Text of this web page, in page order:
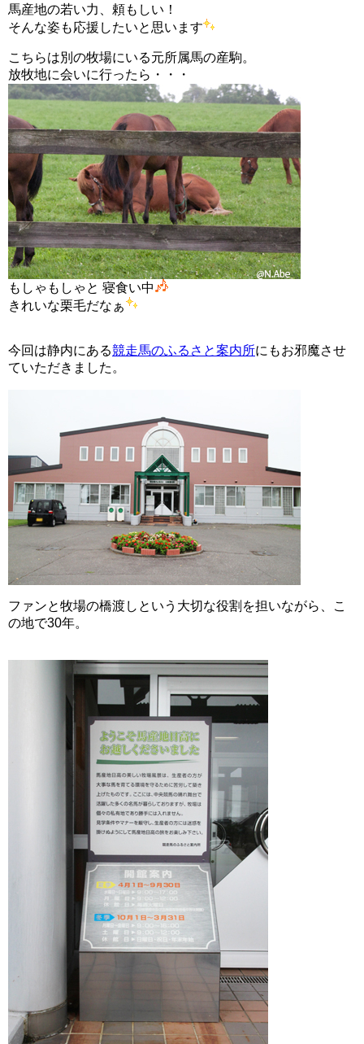
馬産地の若い力、頼もしい！
そんな姿も応援したいと思います
こちらは別の牧場にいる元所属馬の産駒。
放牧地に会いに行ったら・・・
もしゃもしゃと 寝食い中
きれいな栗毛だなぁ
今回は静内にある競走馬のふるさと案内所にもお邪魔させ
ていただきました。
ファンと牧場の橋渡しという大切な役割を担いながら、こ
の地で30年。